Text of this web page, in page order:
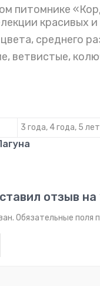
питомнике
красивых
среднего
ветвистые,
3 года, 4 года, 5 лет
отзыв на
Обязательные поля